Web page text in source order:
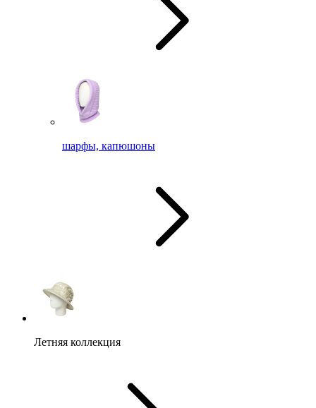
шарфы, капюшоны
Летняя коллекция